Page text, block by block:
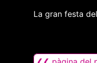
La gran festa